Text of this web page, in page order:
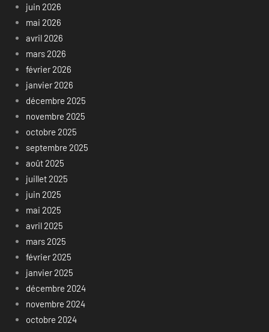
juin 2026
mai 2026
avril 2026
mars 2026
février 2026
janvier 2026
décembre 2025
novembre 2025
octobre 2025
septembre 2025
août 2025
juillet 2025
juin 2025
mai 2025
avril 2025
mars 2025
février 2025
janvier 2025
décembre 2024
novembre 2024
octobre 2024